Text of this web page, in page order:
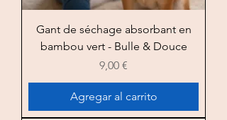
Gant de séchage absorbant en
bambou vert - Bulle & Douce
Precio
9,00 €
Agregar al carrito